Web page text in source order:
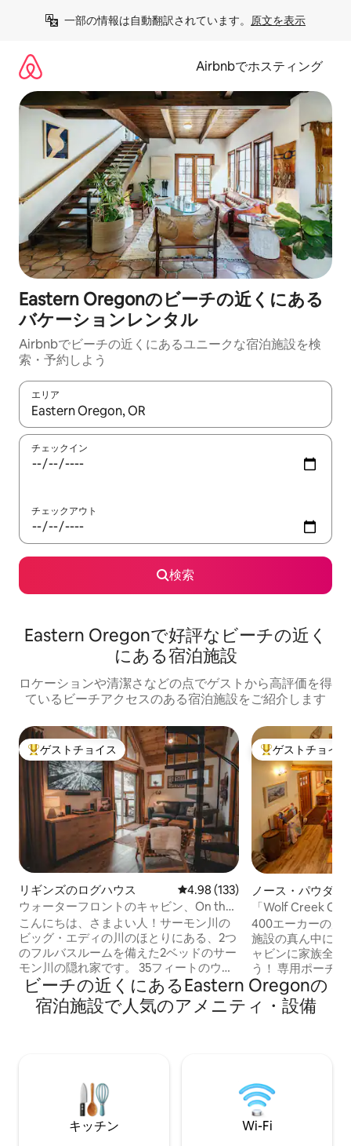
一部の情報は自動翻訳されています。 原文を表示
Airbnbでホスティング
Eastern Oregonのビーチの近くにある
バケーションレンタル
Airbnbでビーチの近くにあるユニークな宿泊施設を検
索・予約しよう
エリア
検索結果が表示されたら、上下の矢印キーを使って移動するか
チェックイン
チェックアウト
検索
Eastern Oregonで好評なビーチの近く
にある宿泊施設
ロケーションや清潔さなどの点でゲストから高評価を得
ているビーチアクセスのある宿泊施設をご紹介します
大好評のゲストチョイスです。
ゲストチョイス
リギンズのログハウス レビュー133件、5つ星中4.98つ
4.98 (133)
ウォーターフロントのキャビン、On the
Salmon｜巨大デッキ
こんにちは、さまよい人！サーモン川の
ビッグ・エディの川のほとりにある、2つ
のフルバスルームを備えた2ベッドのサー
モン川の隠れ家です。 35フィートのウォ
ーターフロントデッキで、完璧なオール
ドファッションやコーヒーを片手にお話
を交わしましょう。 リギンスからすぐの
しましょう。 1日の冒険の後は、お客様の
ために心を込めて用意された快適さでく
つろぎましょう。 一度来たら、また来た
くなります。ハッピートレイル！
大好評のゲスト
ゲストチョイス
ノース・パウダー
「Wolf Creek
400エーカーの広
施設の真ん中にあ
ャビンに家族全員
う！ 専用ポーチ
態、屋根付きピクニ
の季節のレクリ
にあります。アン
は、釣り/ボート
内の池を散策して
ださい。リラック
ビーチの近くにあるEastern Oregonの
宿泊施設で人気のアメニティ・設備
キッチン Wi-Fi